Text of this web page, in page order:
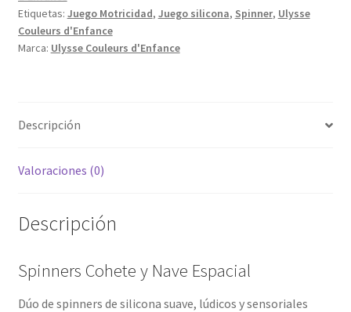
Etiquetas: Juego Motricidad, Juego silicona, Spinner, Ulysse
Couleurs d'Enfance
Marca: Ulysse Couleurs d'Enfance
Descripción
Valoraciones (0)
Descripción
Spinners Cohete y Nave Espacial
Dúo de spinners de silicona suave, lúdicos y sensoriales